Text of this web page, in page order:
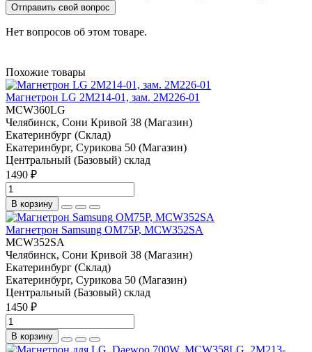
Отправить свой вопрос
Нет вопросов об этом товаре.
Похожие товары
Магнетрон LG 2M214-01, зам. 2M226-01
MCW360LG
Челябинск, Сони Кривой 38 (Магазин)
Екатеринбург (Склад)
Екатеринбург, Сурикова 50 (Магазин)
Центральный (Базовый) склад
1490 ₽
В корзину
Магнетрон Samsung OM75P, MCW352SA
MCW352SA
Челябинск, Сони Кривой 38 (Магазин)
Екатеринбург (Склад)
Екатеринбург, Сурикова 50 (Магазин)
Центральный (Базовый) склад
1450 ₽
В корзину